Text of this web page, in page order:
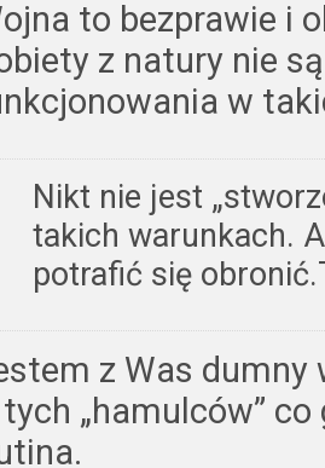
to bezprawie i
z natury nie
w
Nikt nie jest
takich warunkach.
potrafić się
z Was dumny
„hamulców” co